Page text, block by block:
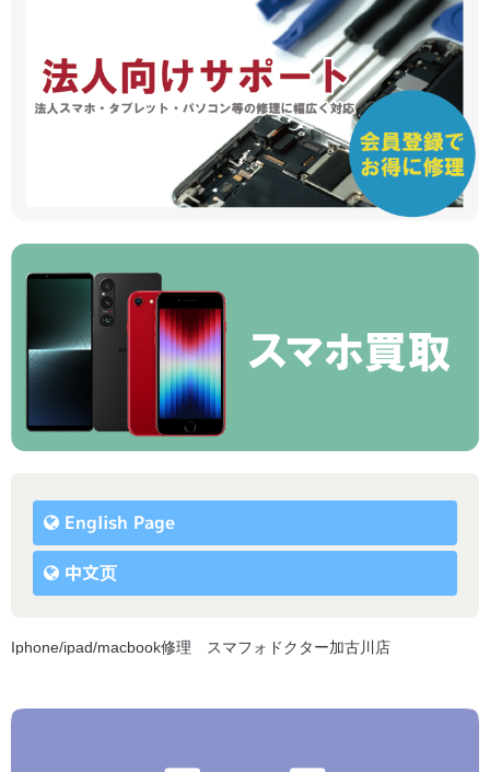
English Page
中文页
Iphone/ipad/macbook修理 スマフォドクター加古川店